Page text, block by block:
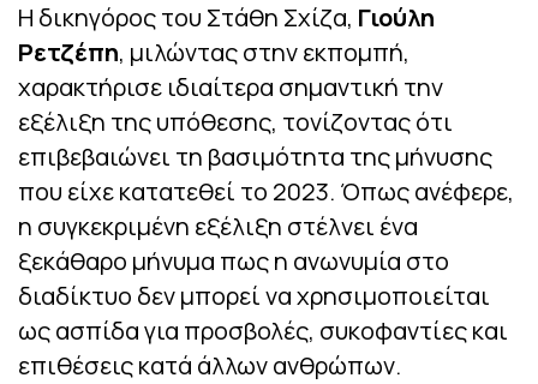
Η δικηγόρος του Στάθη Σχίζα, Γιούλη
Ρετζέπη, μιλώντας στην εκπομπή,
χαρακτήρισε ιδιαίτερα σημαντική την
εξέλιξη της υπόθεσης, τονίζοντας ότι
επιβεβαιώνει τη βασιμότητα της μήνυσης
που είχε κατατεθεί το 2023. Όπως ανέφερε,
η συγκεκριμένη εξέλιξη στέλνει ένα
ξεκάθαρο μήνυμα πως η ανωνυμία στο
διαδίκτυο δεν μπορεί να χρησιμοποιείται
ως ασπίδα για προσβολές, συκοφαντίες και
επιθέσεις κατά άλλων ανθρώπων.